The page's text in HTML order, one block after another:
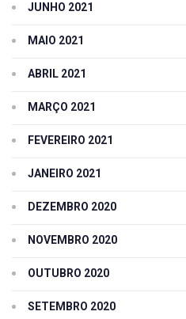
JUNHO 2021
MAIO 2021
ABRIL 2021
MARÇO 2021
FEVEREIRO 2021
JANEIRO 2021
DEZEMBRO 2020
NOVEMBRO 2020
OUTUBRO 2020
SETEMBRO 2020